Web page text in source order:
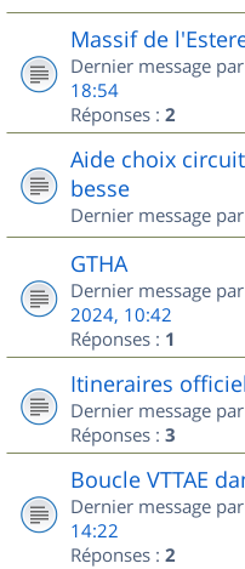
Massif de
Dernier message par
18:54
Réponses : 2
Aide choix
besse
Dernier message par
GTHA
Dernier message par
2024, 10:42
Réponses : 1
Itineraires
Dernier message par
Réponses : 3
Boucle VTTAE
Dernier message par
14:22
Réponses : 2